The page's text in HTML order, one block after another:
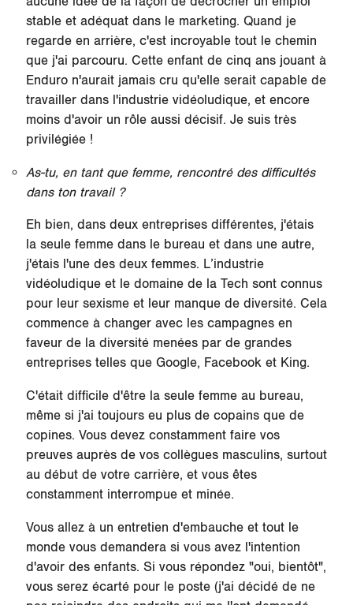
stable et adéquat dans le marketing. Quand je
regarde en arrière, c'est incroyable tout le chemin
que j'ai parcouru. Cette enfant de cinq ans jouant à
Enduro n'aurait jamais cru qu'elle serait capable de
travailler dans l'industrie vidéoludique, et encore
moins d'avoir un rôle aussi décisif. Je suis très
privilégiée !
As-tu, en tant que femme, rencontré des difficultés
dans ton travail ?
Eh bien, dans deux entreprises différentes, j'étais
la seule femme dans le bureau et dans une autre,
j'étais l'une des deux femmes. L’industrie
vidéoludique et le domaine de la Tech sont connus
pour leur sexisme et leur manque de diversité. Cela
commence à changer avec les campagnes en
faveur de la diversité menées par de grandes
entreprises telles que Google, Facebook et King.
C'était difficile d'être la seule femme au bureau,
même si j'ai toujours eu plus de copains que de
copines. Vous devez constamment faire vos
preuves auprès de vos collègues masculins, surtout
au début de votre carrière, et vous êtes
constamment interrompue et minée.
Vous allez à un entretien d'embauche et tout le
monde vous demandera si vous avez l'intention
d'avoir des enfants. Si vous répondez "oui, bientôt",
vous serez écarté pour le poste (j'ai décidé de ne